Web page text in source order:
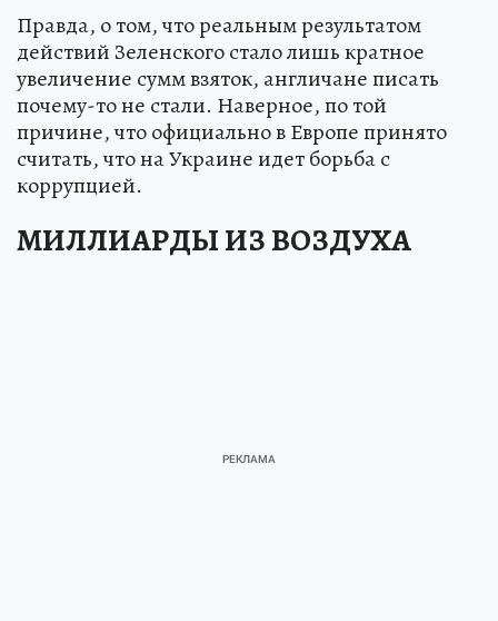
Правда, о том, что реальным результатом
действий Зеленского стало лишь кратное
увеличение сумм взяток, англичане писать
почему-то не стали. Наверное, по той
причине, что официально в Европе принято
считать, что на Украине идет борьба с
коррупцией.
МИЛЛИАРДЫ ИЗ ВОЗДУХА